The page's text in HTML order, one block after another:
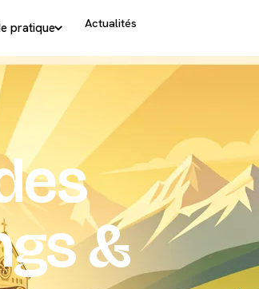
pratique Actualités
&